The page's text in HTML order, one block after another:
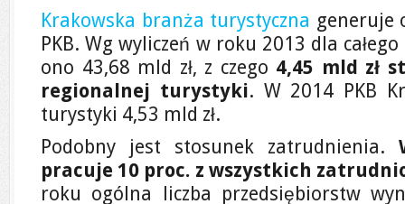
Krakowska branża turystyczna generuje
PKB. Wg wyliczeń w roku 2013 dla
ono 43,68 mld zł, z czego 4,45 mld zł
regionalnej turystyki. W 2014 PKB
turystyki 4,53 mld zł.
Podobny jest stosunek zatrudnienia.
pracuje 10 proc. z wszystkich
roku ogólna liczba przedsiębiorstw